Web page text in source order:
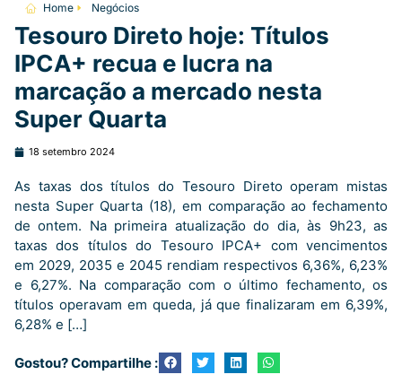
Home Negócios
Tesouro Direto hoje: Títulos
IPCA+ recua e lucra na
marcação a mercado nesta
Super Quarta
18 setembro 2024
As taxas dos títulos do Tesouro Direto operam mistas
nesta Super Quarta (18), em comparação ao fechamento
de ontem. Na primeira atualização do dia, às 9h23, as
taxas dos títulos do Tesouro IPCA+ com vencimentos
em 2029, 2035 e 2045 rendiam respectivos 6,36%, 6,23%
e 6,27%. Na comparação com o último fechamento, os
títulos operavam em queda, já que finalizaram em 6,39%,
6,28% e […]
Gostou? Compartilhe :